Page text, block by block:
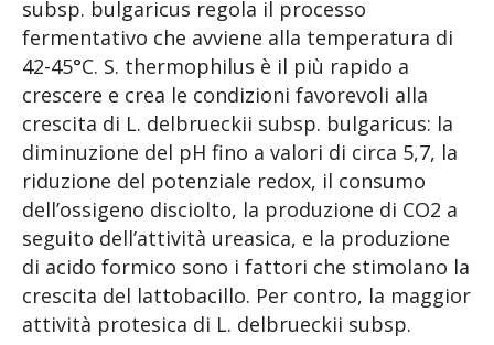
subsp. bulgaricus regola il processo
fermentativo che avviene alla temperatura di
42-45°C. S. thermophilus è il più rapido a
crescere e crea le condizioni favorevoli alla
crescita di L. delbrueckii subsp. bulgaricus: la
diminuzione del pH fino a valori di circa 5,7, la
riduzione del potenziale redox, il consumo
dell’ossigeno disciolto, la produzione di CO2 a
seguito dell’attività ureasica, e la produzione
di acido formico sono i fattori che stimolano la
crescita del lattobacillo. Per contro, la maggior
attività protesica di L. delbrueckii subsp.